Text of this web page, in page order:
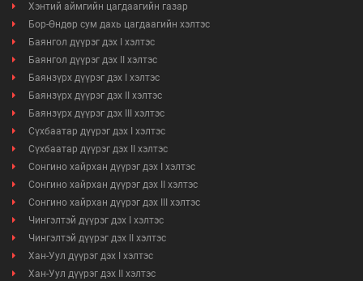
Хэнтий аймгийн цагдаагийн газар
Бор-Өндөр сум дахь цагдаагийн хэлтэс
Баянгол дүүрэг дэх I хэлтэс
Баянгол дүүрэг дэх II хэлтэс
Баянзүрх дүүрэг дэх I хэлтэс
Баянзүрх дүүрэг дэх II хэлтэс
Баянзүрх дүүрэг дэх III хэлтэс
Сүхбаатар дүүрэг дэх I хэлтэс
Сүхбаатар дүүрэг дэх II хэлтэс
Сонгино хайрхан дүүрэг дэх I хэлтэс
Сонгино хайрхан дүүрэг дэх II хэлтэс
Сонгино хайрхан дүүрэг дэх III хэлтэс
Чингэлтэй дүүрэг дэх I хэлтэс
Чингэлтэй дүүрэг дэх II хэлтэс
Хан-Уул дүүрэг дэх I хэлтэс
Хан-Уул дүүрэг дэх II хэлтэс